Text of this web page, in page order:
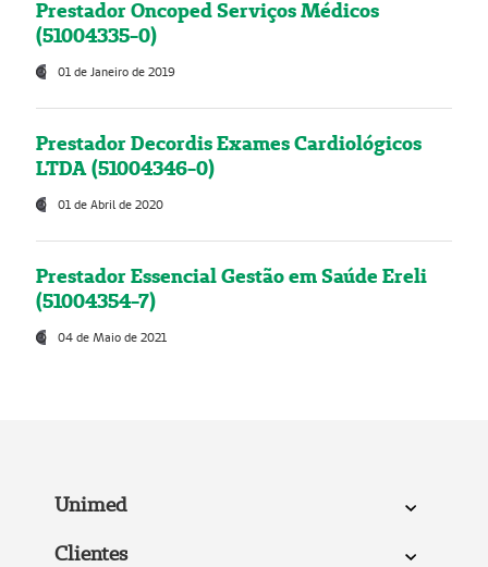
Prestador Oncoped Serviços Médicos
(51004335-0)
01 de Janeiro de 2019
Prestador Decordis Exames Cardiológicos
LTDA (51004346-0)
01 de Abril de 2020
Prestador Essencial Gestão em Saúde Ereli
(51004354-7)
04 de Maio de 2021
Unimed
Clientes